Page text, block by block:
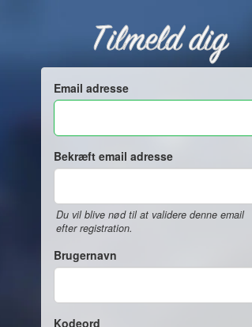
Tilmeld dig
Email adresse
Bekræft email adresse
Du vil blive nød til at validere denne email
efter registration.
Brugernavn
Kodeord